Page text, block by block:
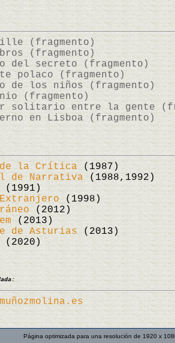
ille (fragmento)
(fragmento)
del secreto (fragmento)
polaco (fragmento)
de los niños (fragmento)
(fragmento)
solitario entre la gente
en Lisboa (fragmento)
de la Crítica (1987)
de Narrativa (1988,1992)
(1991)
(1998)
(2012)
(2013)
de Asturias (2013)
(2020)
Página optimizada para una resolución de 1920 x